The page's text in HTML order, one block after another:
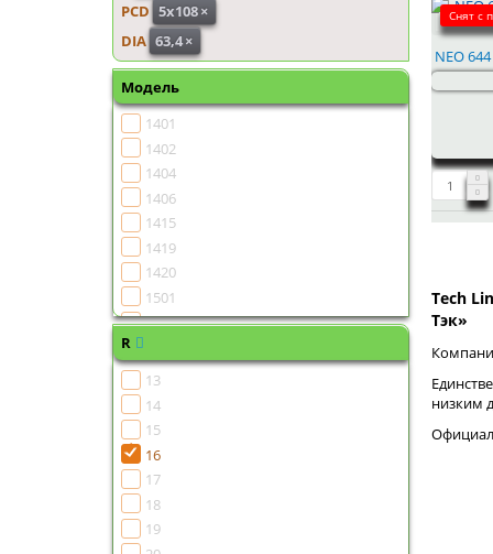
PCD 5x108×
DIA 63,4×
Модель
1401
1402
1404
1406
1415
1419
1420
1501
1502
1505
1507
1510
1513
R
13
14
15
16
17
18
19
Снят с
NEO
Tech
Тэк»
низким